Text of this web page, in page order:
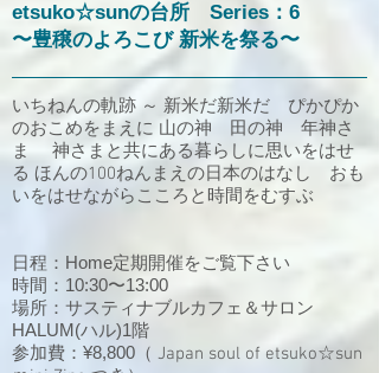
etsuko☆sunの台所 Series：6
〜豊穣のよろこび 新米を祭る〜
いちねんの軌跡 ～ 新米だ新米だ ぴかぴか
のおこめをまえに 山の神 田の神 年神さ
ま 神さまと共にある暮らしに思いをはせ
る ほんの100ねんまえの日本のはなし おも
いをはせながらこころと時間をむすぶ
日程：Home定期開催をご覧下さい
時間：10:30〜13:00
場所：サスティナブルカフェ＆サロン
HALUM(ハル)1階
参加費：¥8,800 （ Japan soul of etsuko☆sun